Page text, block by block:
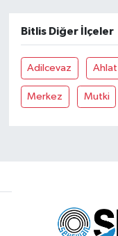
Bitlis Diğer İlçeler
Adilcevaz Ahlat
Merkez Mutki